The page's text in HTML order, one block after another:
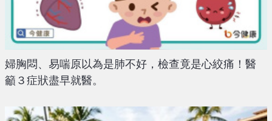
婦胸悶、易喘原以為是肺不好，檢查竟是心絞痛！醫
籲３症狀盡早就醫。